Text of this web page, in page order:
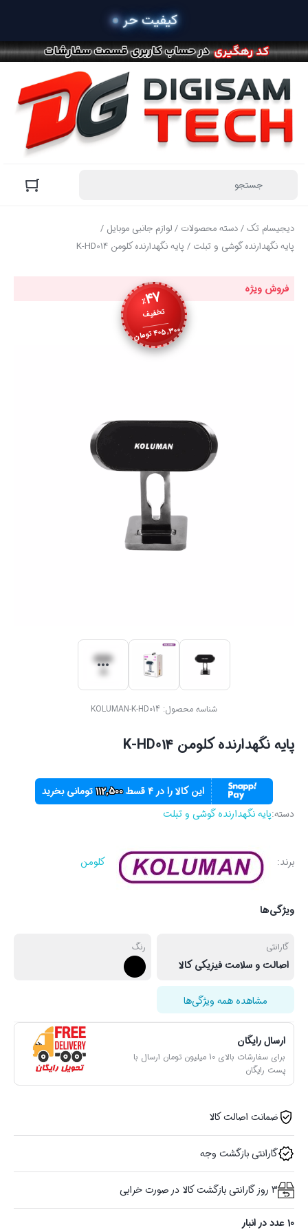
دیجیسام تک/دسته محصولات /لوازم جانبی موبایل /
پایه نگهدارنده گوشی و تبلت / پایه نگهدارنده کلومن K-HD014
فروش ویژه
٪47
تخفیف
405,300تومان
شناسه محصول: KOLUMAN-K-HD014
پایه نگهدارنده کلومن K-HD014
این کالا را در ۴ قسط 112,500تومانی بخرید
دسته:پایه نگهدارنده گوشی و تبلت
برند: کلومن
ویژگی‌ها
گارانتی
اصالت و سلامت فیزیکی کالا
رنگ
مشاهده همه ویژگی‌ها
ارسال رایگان
برای سفارشات بالای 10 میلیون تومان ارسال با
پست رایگان
ضمانت اصالت کالا
گارانتی بازگشت وجه
3 روز گارانتی بازگشت کالا در صورت خرابی
10 عدد در انبار